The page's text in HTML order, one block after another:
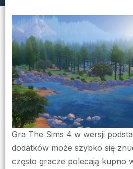
Gra The Sims 4 w wersji
dodatków może szybko się
często gracze polecają kupno